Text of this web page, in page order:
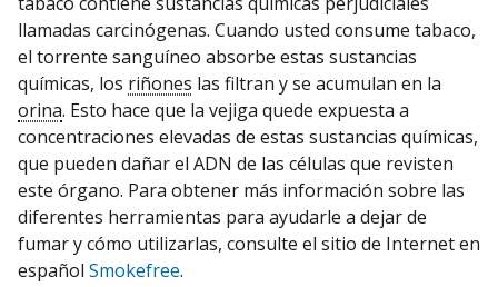
llamadas carcinógenas. Cuando usted consume tabaco,
el torrente sanguíneo absorbe estas sustancias
químicas, los riñones las filtran y se acumulan en la
orina. Esto hace que la vejiga quede expuesta a
concentraciones elevadas de estas sustancias químicas,
que pueden dañar el ADN de las células que revisten
este órgano. Para obtener más información sobre las
diferentes herramientas para ayudarle a dejar de
fumar y cómo utilizarlas, consulte el sitio de Internet en
español Smokefree.